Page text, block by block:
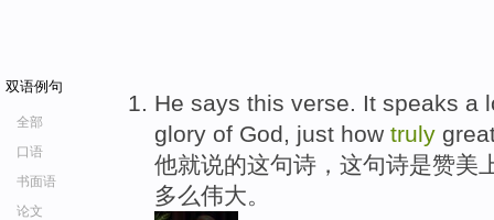
双语例句
全部
口语
书面语
论文
He says this verse. It speaks a
glory of God, just how truly
他就说的这句诗，这句诗是赞美
多么伟大。